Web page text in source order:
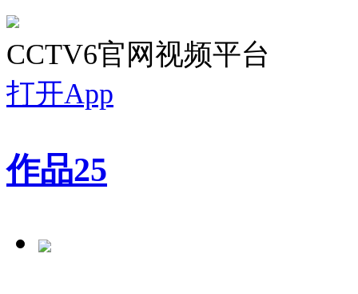
CCTV6官网视频平台
打开App
作品25